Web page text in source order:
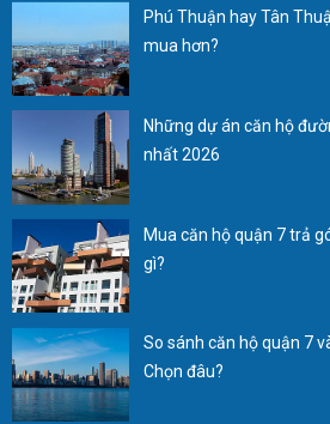
Phú Thuận hay Tân
mua hơn?
Những dự án căn hộ
nhất 2026
Mua căn hộ quận 7 trả
gì?
So sánh căn hộ quận 7
Chọn đâu?